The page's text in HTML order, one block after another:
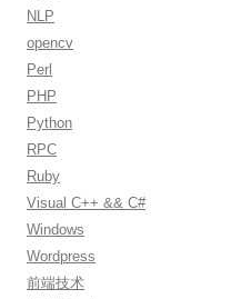
NLP
opencv
Perl
PHP
Python
RPC
Ruby
Visual C++ && C#
Windows
Wordpress
前端技术